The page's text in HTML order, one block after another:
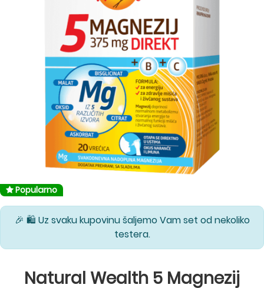
Popularno
🎉 🛍️ Uz svaku kupovinu šaljemo Vam set od nekoliko
testera.
Natural Wealth 5 Magnezij